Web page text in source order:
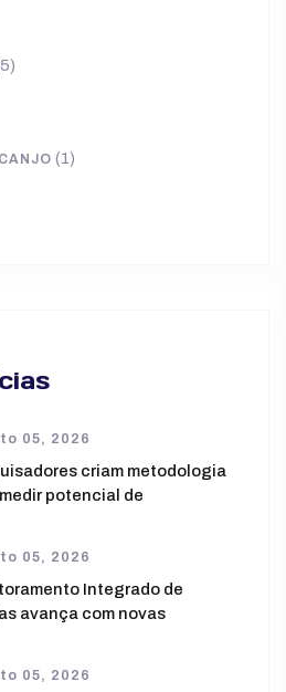
(1)
05, 2026
criam metodologia
potencial de
05, 2026
Integrado de
avança com novas
05, 2026